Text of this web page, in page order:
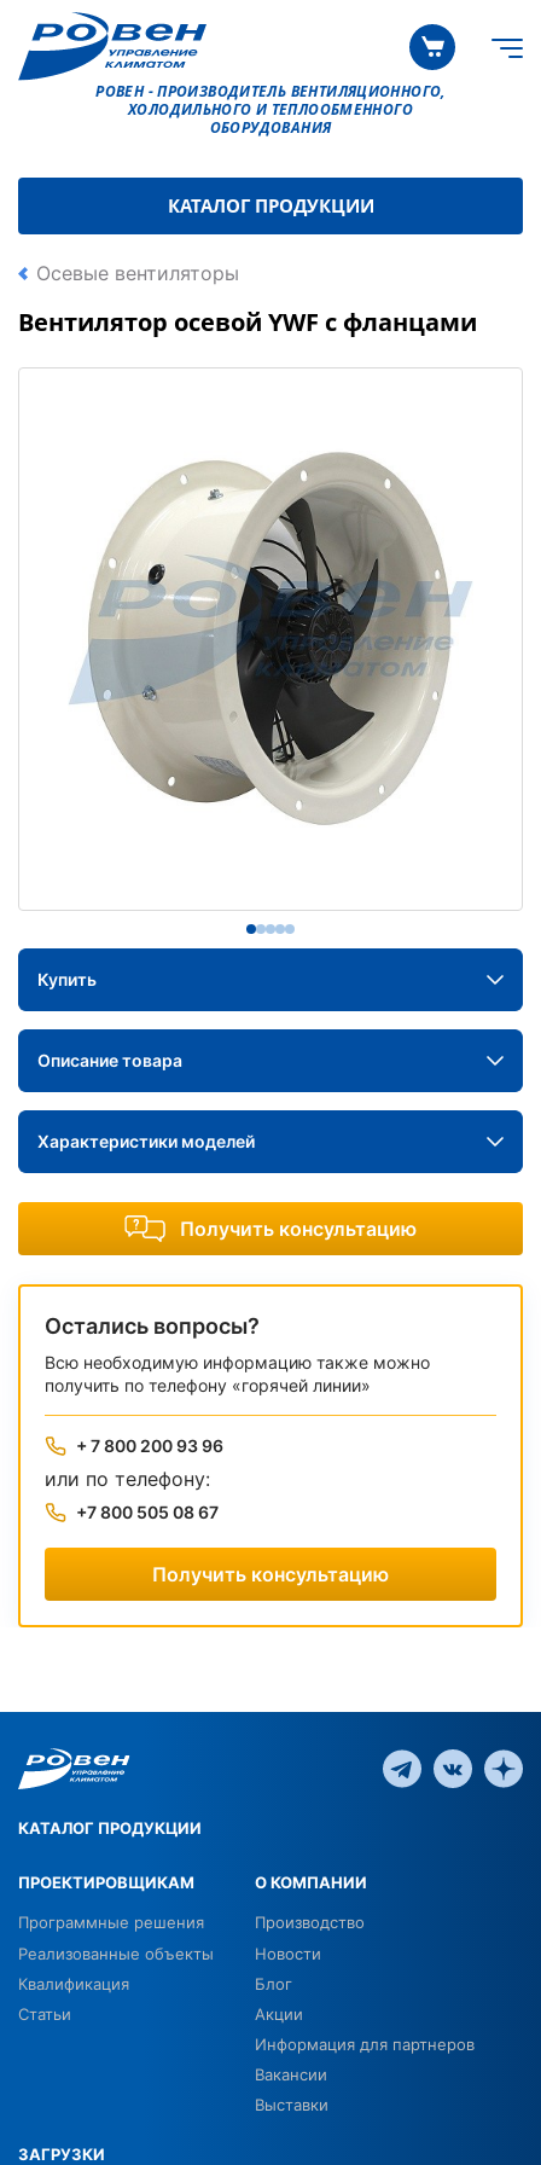
РОВЕН - ПРОИЗВОДИТЕЛЬ ВЕНТИЛЯЦИОННОГО,
ХОЛОДИЛЬНОГО И ТЕПЛООБМЕННОГО
ОБОРУДОВАНИЯ
КАТАЛОГ ПРОДУКЦИИ
Осевые вентиляторы
Вентилятор осевой YWF с фланцами
Купить
Описание товара
Характеристики моделей
Получить консультацию
Остались вопросы?
Всю необходимую информацию также можно
получить по телефону «горячей линии»
+ 7 800 200 93 96
или по телефону:
+7 800 505 08 67
Получить консультацию
КАТАЛОГ ПРОДУКЦИИ
ПРОЕКТИРОВЩИКАМ
Программные решения
Реализованные объекты
Квалификация
Статьи
О КОМПАНИИ
Производство
Новости
Блог
Акции
Информация для партнеров
Вакансии
Выставки
ЗАГРУЗКИ